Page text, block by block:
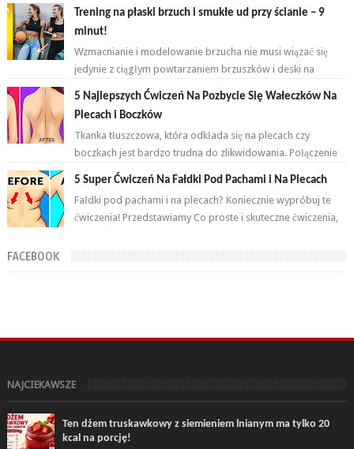
Trening na płaski brzuch i smukłe ud przy ścianie – 9
minut!
Wzmacnianie i modelowanie brzucha nie musi wiązać się
jedynie z ciągłym powtarzaniem brzuszków i deski na
przemian. Brzuch to nie jeden...
5 Najlepszych Ćwiczeń Na Pozbycie Się Wałeczków Na
Plecach i Boczków
Tkanka tłuszczowa, która odkłada się na plecach czy
boczkach jest bardzo trudna do zlikwidowania. Połączenie
odpowiednich ćwiczeń oraz ...
5 Super Ćwiczeń Na Fałdki Pod Pachami i Na Plecach
Fałdki pod pachami i na plecach? Koniecznie wypróbuj te
ćwiczenia! Przedstawiamy Co proste i skuteczne ćwiczenia,
FACEBOOK
NAJCIEKAWSZE
Ten dżem truskawkowy z siemieniem lnianym ma tylko 20
kcal na porcję!